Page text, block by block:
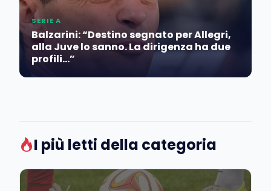
SERIE A
Balzarini: “Destino segnato per Allegri,
alla Juve lo sanno. La dirigenza ha due
profili…”
I più letti della categoria